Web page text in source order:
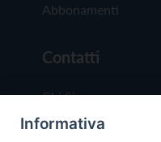
Abbonamenti
Contatti
Chi Siamo
Redazione
Informativa